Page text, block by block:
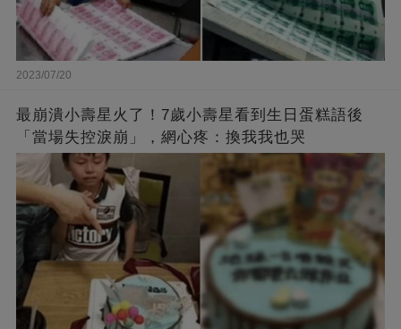
2023/07/20
最崩潰小壽星火了！7歲小壽星看到生日蛋糕語後
「當場失控淚崩」，網心疼：換我我也哭